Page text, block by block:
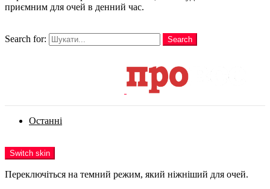
приємним для очей в денний час.
Search for:
Search
Останні
Switch skin
Переключіться на темний режим, який ніжніший для очей.